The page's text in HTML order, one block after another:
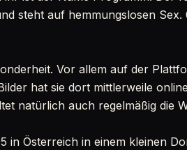
steht auf hemmungslosen
Vor allem auf der
hat sie dort mittlerweile
natürlich auch regelmäßig die
in Österreich in einem kleinen